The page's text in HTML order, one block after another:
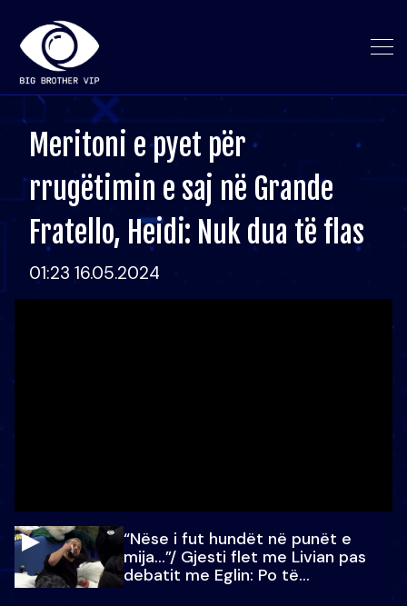
Meritoni e pyet për
rrugëtimin e saj në Grande
Fratello, Heidi: Nuk dua të flas
01:23 16.05.2024
“Nëse i fut hundët në punët e
mija…”/ Gjesti flet me Livian pas
debatit me Eglin: Po të